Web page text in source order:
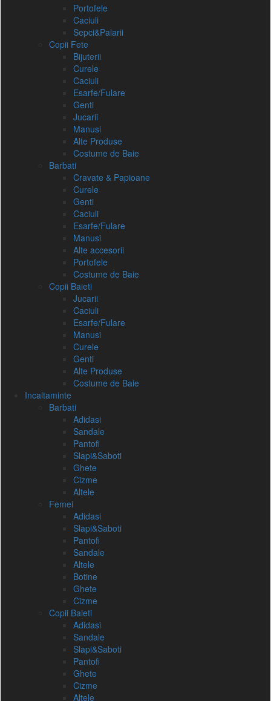
Portofele
Caciuli
Sepci&Palarii
Copii Fete
Bijuterii
Curele
Caciuli
Esarfe/Fulare
Genti
Jucarii
Manusi
Alte Produse
Costume de Baie
Barbati
Cravate & Papioane
Curele
Genti
Caciuli
Esarfe/Fulare
Manusi
Alte accesorii
Portofele
Costume de Baie
Copii Baieti
Jucarii
Caciuli
Esarfe/Fulare
Manusi
Curele
Genti
Alte Produse
Costume de Baie
Incaltaminte
Barbati
Adidasi
Sandale
Pantofi
Slapi&Saboti
Ghete
Cizme
Altele
Femei
Adidasi
Slapi&Saboti
Pantofi
Sandale
Altele
Botine
Ghete
Cizme
Copii Baieti
Adidasi
Sandale
Slapi&Saboti
Pantofi
Ghete
Cizme
Altele